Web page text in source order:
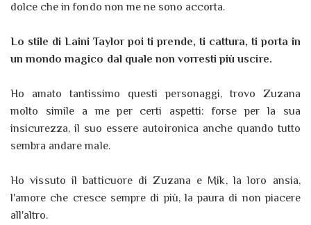
dolce che in fondo non me ne sono accorta.
Lo stile di Laini Taylor poi ti prende, ti cattura, ti porta in
un mondo magico dal quale non vorresti più uscire.
Ho amato tantissimo questi personaggi, trovo Zuzana
molto simile a me per certi aspetti: forse per la sua
insicurezza, il suo essere autoironica anche quando tutto
sembra andare male.
Ho vissuto il batticuore di Zuzana e Mik, la loro ansia,
l'amore che cresce sempre di più, la paura di non piacere
all'altro.